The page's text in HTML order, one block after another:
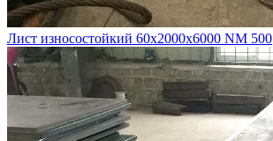
Лист износостойкий 60х2000х6000 NM 500